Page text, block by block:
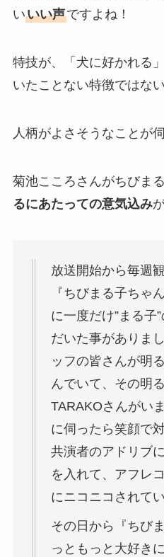
いいい声ですよね！
特技が、「犬に好かれる
いたことない特徴ではな
人柄がよさそうなことが
菊池こころさんがちびま
るにあたっての意気込み
放送開始から毎週
『ちびまる子ちゃ
に一度だけ”まる子
だいた事がありま
ッフの皆さんが明
んでいて、その明
TARAKOさんがい
に伺ったら笑顔で
共演者のアドリブ
を入れて、アフレ
にニコニコされてい
その日から『ちび
っともっと大好き